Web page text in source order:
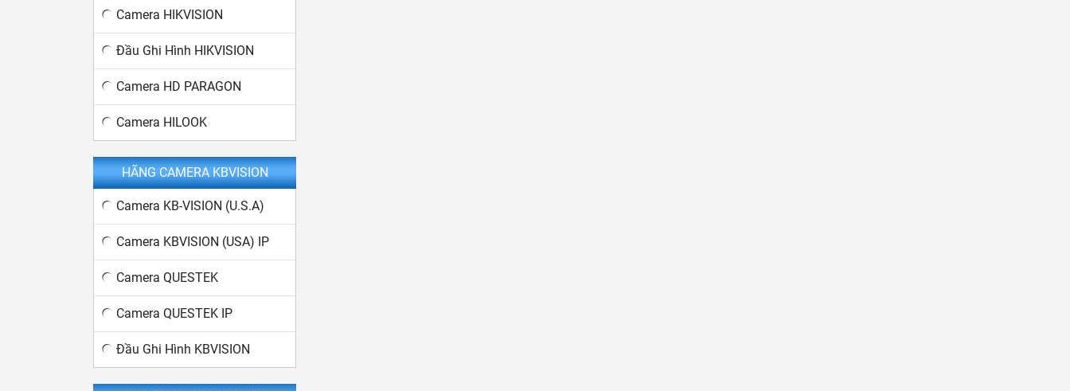
Camera HIKVISION
Đầu Ghi Hình HIKVISION
Camera HD PARAGON
Camera HILOOK
HÃNG CAMERA KBVISION
Camera KB-VISION (U.S.A)
Camera KBVISION (USA) IP
Camera QUESTEK
Camera QUESTEK IP
Đầu Ghi Hình KBVISION